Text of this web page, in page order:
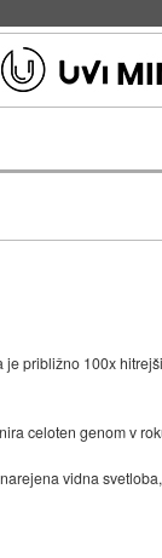
približno 100x
celoten genom v
vidna